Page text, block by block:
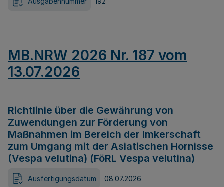
MB.NRW 2026 Nr. 187 vom
13.07.2026
Richtlinie über die Gewährung von
Zuwendungen zur Förderung von
Maßnahmen im Bereich der Imkerschaft
zum Umgang mit der Asiatischen Hornisse
(Vespa velutina) (FöRL Vespa velutina)
Ausfertigungsdatum 08.07.2026